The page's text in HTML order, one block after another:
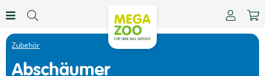
Zubehör
Abschäumer